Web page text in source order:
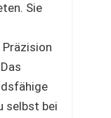
Sie
selbst bei